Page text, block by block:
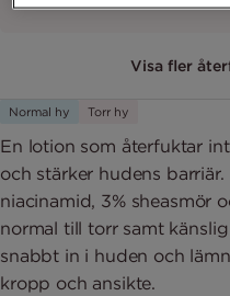
Visa fler
Normal hy Torr hy
En lotion som återfuktar
och stärker hudens
niacinamid, 3% sheasmör
normal till torr samt
snabbt in i huden och
kropp och ansikte.